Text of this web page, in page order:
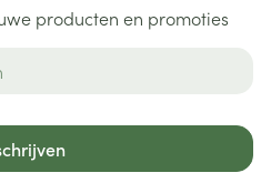
producten en promoties